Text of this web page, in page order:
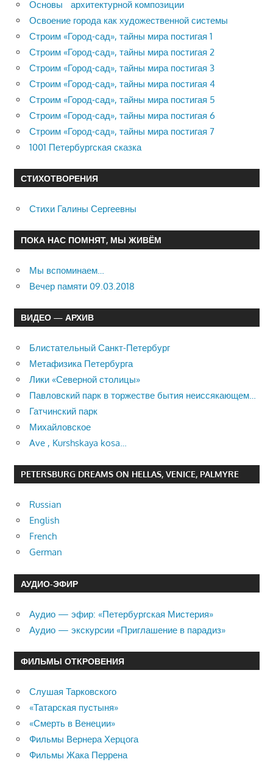
Основы архитектурной композиции
Освоение города как художественной системы
Строим «Город-сад», тайны мира постигая 1
Строим «Город-сад», тайны мира постигая 2
Строим «Город-сад», тайны мира постигая 3
Строим «Город-сад», тайны мира постигая 4
Строим «Город-сад», тайны мира постигая 5
Строим «Город-сад», тайны мира постигая 6
Строим «Город-сад», тайны мира постигая 7
1001 Петербургская сказка
СТИХОТВОРЕНИЯ
Стихи Галины Сергеевны
ПОКА НАС ПОМНЯТ, МЫ ЖИВЁМ
Мы вспоминаем…
Вечер памяти 09.03.2018
ВИДЕО — АРХИВ
Блистательный Санкт-Петербург
Метафизика Петербурга
Лики «Северной столицы»
Павловский парк в торжестве бытия неиссякающем…
Гатчинский парк
Михайловское
Ave , Kurshskaya kosa…
PETERSBURG DREAMS ON HELLAS, VENICE, PALMYRE
Russian
English
French
German
АУДИО-ЭФИР
Аудио — эфир: «Петербургская Мистерия»
Аудио — экскурсии «Приглашение в парадиз»
ФИЛЬМЫ ОТКРОВЕНИЯ
Слушая Тарковского
«Татарская пустыня»
«Смерть в Венеции»
Фильмы Вернера Херцога
Фильмы Жака Перрена